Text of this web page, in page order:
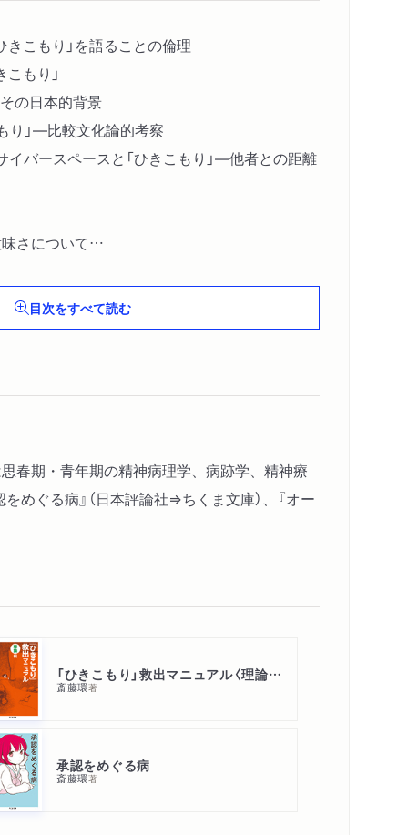
こもり」を語ることの倫理
もり」
の日本的背景
り」―比較文化論的考察
イバースペースと「ひきこもり」―他者との距離
さについて
目次をすべて読む
春期・青年期の精神病理学、病跡学、精神療
めぐる病』（日本評論社⇒ちくま文庫）、『オー
「ひきこもり」救出マニュアル〈理論編〉
斎藤環著
承認をめぐる病
斎藤環著